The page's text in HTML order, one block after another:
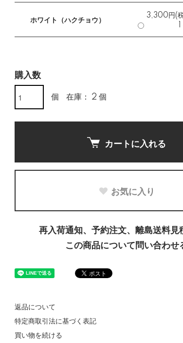
ホワイト（ハクチョウ）
3,300円(
購入数
個 在庫： 2 個
カートに入れる
お気に入り
再入荷通知、予約注文、離島送料見
この商品について問い合わせ
返品について
特定商取引法に基づく表記
買い物を続ける